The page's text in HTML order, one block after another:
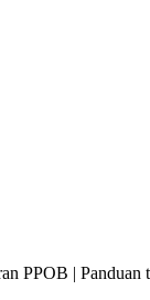
PPOB |